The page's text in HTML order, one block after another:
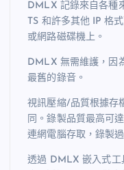
DMLX 記錄來自各種
TS 和許多其他 IP 格
或網路磁碟機上。
DMLX 無需維護，因
最舊的錄音。
視訊壓縮/品質根據存
同。錄製品質最高可
連網電腦存取，錄製
透過 DMLX 嵌入式工